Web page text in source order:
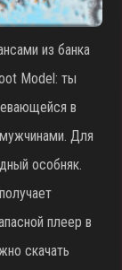
из банка
Model: ты
в
Для
особняк.
плеер в
скачать